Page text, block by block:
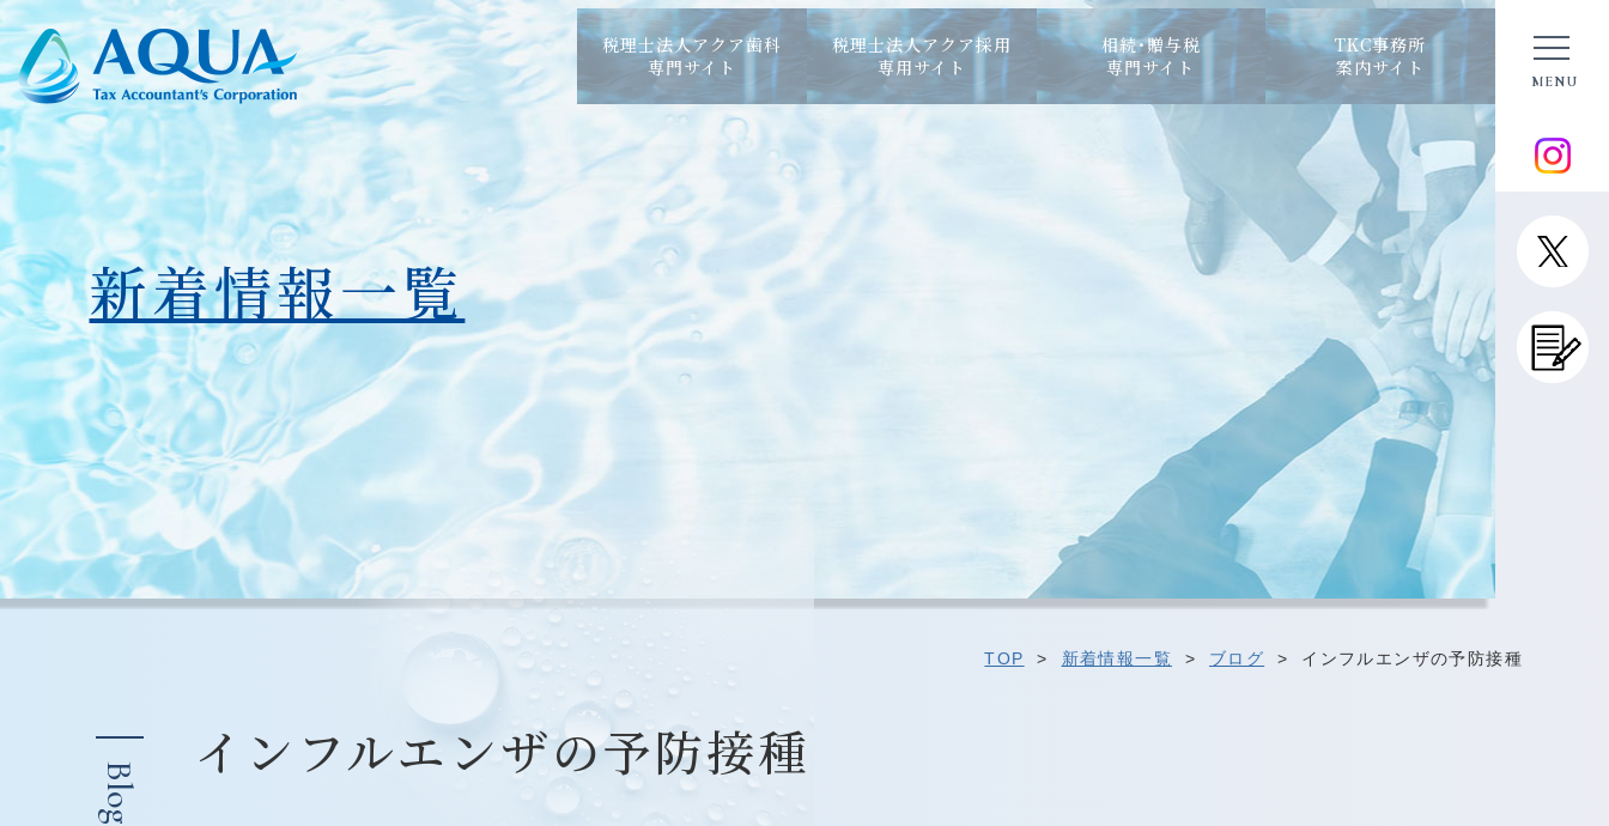
税理士法人アクア歯科
専門サイト
税理士法人アクア採用
専用サイト
相続･贈与税
専門サイト
TKC事務所
案内サイト
新着情報一覧
TOP > 新着情報一覧 > ブログ > インフルエンザの予防接種
インフルエンザの予防接種
Blog